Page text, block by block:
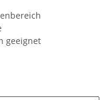
geeignet